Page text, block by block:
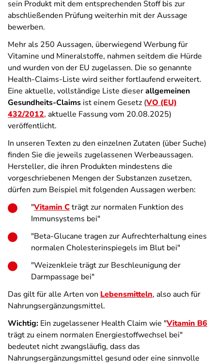
sein Produkt mit dem entsprechenden Stoff bis zur
abschließenden Prüfung weiterhin mit der Aussage
bewerben.
Mehr als 250 Aussagen, überwiegend Werbung für
Vitamine und Mineralstoffe, nahmen seitdem die Hürde
und wurden von der EU zugelassen. Die so genannte
Health-Claims-Liste wird seither fortlaufend erweitert.
Eine aktuelle, vollständige Liste dieserallgemeinen
Gesundheits-Claims ist einem Gesetz (VO (EU)
432/2012, aktuelle Fassung vom 20.08.2025)
veröffentlicht.
In unseren Texten zu den einzelnen Zutaten (über Suche)
finden Sie die jeweils zugelassenen Werbeaussagen.
Hersteller, die ihren Produkten mindestens die
vorgeschriebenen Mengen der Substanzen zusetzen,
dürfen zum Beispiel mit folgenden Aussagen werben:
"Vitamin Cträgt zur normalen Funktion des
Immunsystems bei"
"Beta-Glucane tragen zur Aufrechterhaltung eines
normalen Cholesterinspiegels im Blut bei"
"Weizenkleie trägt zur Beschleunigung der
Darmpassage bei"
Das gilt für alle Arten von Lebensmitteln, also auch für
Nahrungsergänzungsmittel.
Wichtig: Ein zugelassener Health Claim wie "Vitamin B6
trägt zu einem normalen Energiestoffwechsel bei"
bedeutet nicht zwangsläufig, dass das
Nahrungsergänzungsmittel gesund oder eine sinnvolle